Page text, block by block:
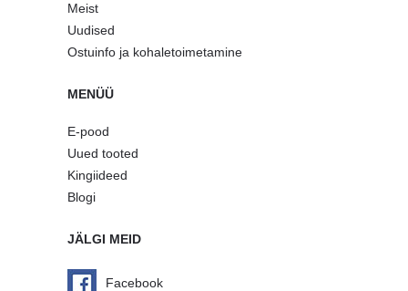
Meist
Uudised
Ostuinfo ja kohaletoimetamine
MENÜÜ
E-pood
Uued tooted
Kingiideed
Blogi
JÄLGI MEID
Facebook